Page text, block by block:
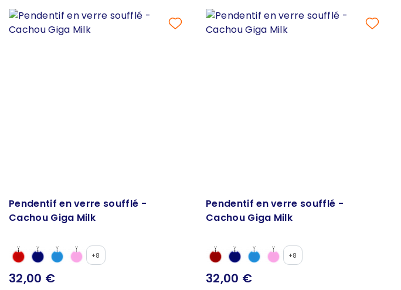
Pendentif en verre soufflé -
Cachou Giga Milk
+8
32,00 €
Pendentif en verre soufflé -
Cachou Giga Milk
+8
32,00 €